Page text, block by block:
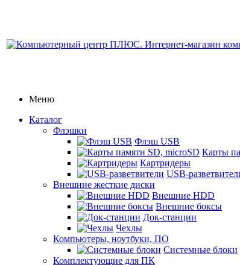
Меню
Каталог
Флэшки
Флэш USB
Карты
Картридеры
USB-
Внешние жесткие диски
Внешние HDD
Внешние боксы
Док-станции
Чехлы
Компьютеры, ноутбуки, ПО
Системные блоки
Комплектующие для ПК